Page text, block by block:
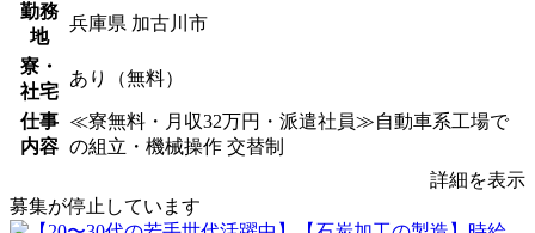
勤務
地
兵庫県 加古川市
寮・
社宅
あり（無料）
仕事
内容
≪寮無料・月収32万円・派遣社員≫自動車系工場で
の組立・機械操作 交替制
詳細を表示
募集が停止しています